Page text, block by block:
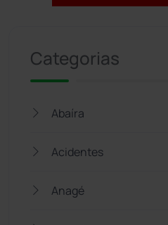
Categorias
Abaíra
Acidentes
Anagé